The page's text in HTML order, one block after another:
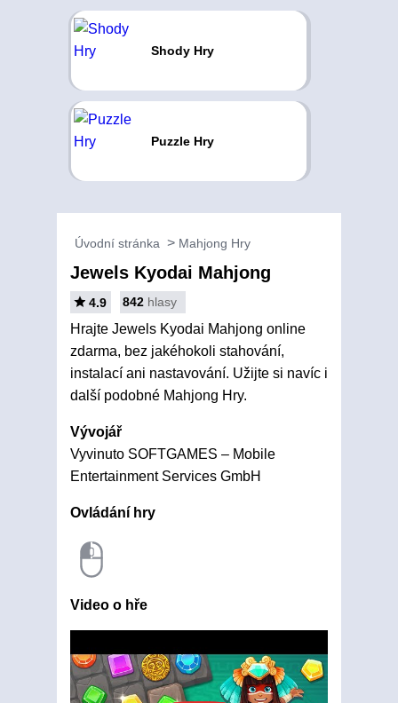
Shody Hry
Puzzle Hry
Úvodní stránka Mahjong Hry
Jewels Kyodai Mahjong
4.9 842 hlasy
Hrajte Jewels Kyodai Mahjong online
zdarma, bez jakéhokoli stahování,
instalací ani nastavování. Užijte si navíc i
další podobné Mahjong Hry.
Vývojář
Vyvinuto SOFTGAMES – Mobile
Entertainment Services GmbH
Ovládání hry
Video o hře